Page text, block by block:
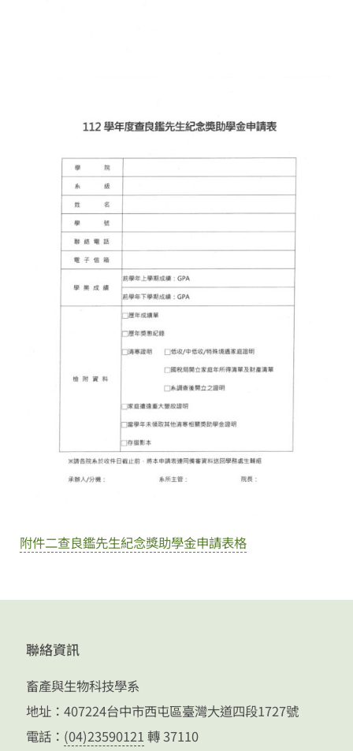
附件二查良鑑先生紀念獎助學金申請表格
聯絡資訊
畜產與生物科技學系
地址：407224台中市西屯區臺灣大道四段1727號
電話： (04)23590121 轉 37110